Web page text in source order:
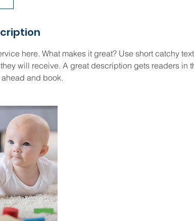
here. What makes it great? Use short catchy
will receive. A great description gets readers in
and book.